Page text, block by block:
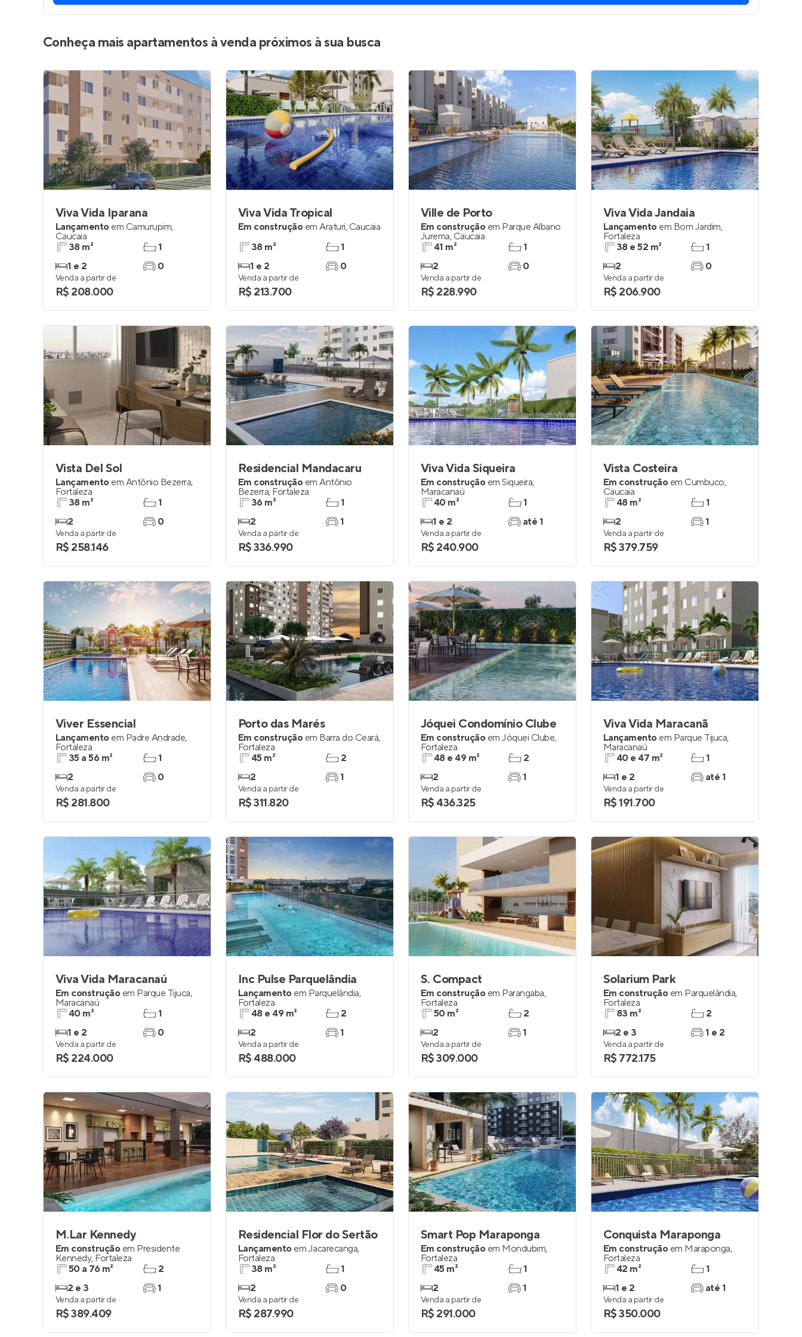
Conheça mais apartamentos à venda próximos à sua busca
Viva Vida Iparana
Lançamento em Camurupim,
Caucaia
38 m²
1 e 2
1
0
Venda a partir de
R$ 208.000
Viva Vida Tropical
Em construção em Araturi, Caucaia
38 m²
1 e 2
1
0
Venda a partir de
R$ 213.700
Ville de Porto
Em construção em Parque Albano
Jurema, Caucaia
41 m²
2
1
0
Venda a partir de
R$ 228.990
Viva Vida Jandaia
Lançamento em Bom Jardim,
Fortaleza
38 e 52 m²
2
1
0
Venda a partir de
R$ 206.900
Vista Del Sol
Lançamento em Antônio Bezerra,
Fortaleza
38 m²
2
1
0
Venda a partir de
R$ 258.146
Residencial Mandacaru
Em construção em Antônio
Bezerra, Fortaleza
36 m²
2
1
1
Venda a partir de
R$ 336.990
Viva Vida Siqueira
Em construção em Siqueira,
Maracanaú
40 m²
1 e 2
1
até 1
Venda a partir de
R$ 240.900
Vista Costeira
Em construção em Cumbuco,
Caucaia
48 m²
2
1
1
Venda a partir de
R$ 379.759
Viver Essencial
Lançamento em Padre Andrade,
Fortaleza
35 a 56 m²
2
1
0
Venda a partir de
R$ 281.800
Porto das Marés
Em construção em Barra do Ceará,
Fortaleza
45 m²
2
2
1
Venda a partir de
R$ 311.820
Jóquei Condomínio Clube
Em construção em Jóquei Clube,
Fortaleza
48 e 49 m²
2
2
1
Venda a partir de
R$ 436.325
Viva Vida Maracanã
Lançamento em Parque Tijuca,
Maracanaú
40 e 47 m²
1 e 2
1
até 1
Venda a partir de
R$ 191.700
Viva Vida Maracanaú
Em construção em Parque Tijuca,
Maracanaú
40 m²
1 e 2
1
0
Venda a partir de
R$ 224.000
Inc Pulse Parquelândia
Lançamento em Parquelândia,
Fortaleza
48 e 49 m²
2
2
1
Venda a partir de
R$ 488.000
S. Compact
Em construção em Parangaba,
Fortaleza
50 m²
2
2
1
Venda a partir de
R$ 309.000
Solarium Park
Em construção em Parquelândia,
Fortaleza
83 m²
2 e 3
2
1 e 2
Venda a partir de
R$ 772.175
M.Lar Kennedy
Em construção em Presidente
Kennedy, Fortaleza
50 a 76 m²
2 e 3
2
1
Venda a partir de
R$ 389.409
Residencial Flor do Sertão
Lançamento em Jacarecanga,
Fortaleza
38 m²
2
1
0
Venda a partir de
R$ 287.990
Smart Pop Maraponga
Em construção em Mondubim,
Fortaleza
45 m²
2
1
1
Venda a partir de
R$ 291.000
Conquista Maraponga
Em construção em Maraponga,
Fortaleza
42 m²
1 e 2
1
até 1
Venda a partir de
R$ 350.000